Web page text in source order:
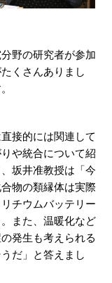
野の研究者が参加
くさんありまし
接的には関連して
や統合について紹
坂井准教授は「今
物の類縁体は実際
チウムバッテリー
また、温暖化など
発生も考えられる
だ」と答えまし